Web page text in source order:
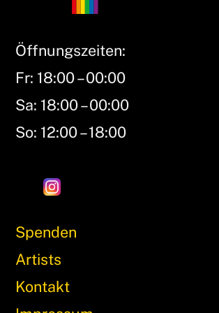
Öffnungszeiten:
Fr: 18:00 – 00:00
Sa: 18:00 – 00:00
So: 12:00 – 18:00
Spenden
Artists
Kontakt